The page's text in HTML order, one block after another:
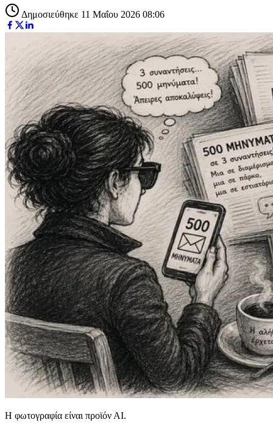
Δημοσιεύθηκε 11 Μαΐου 2026 08:06
Η φωτογραφία είναι προϊόν ΑΙ.